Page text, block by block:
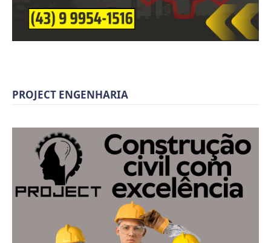
PROJECT ENGENHARIA